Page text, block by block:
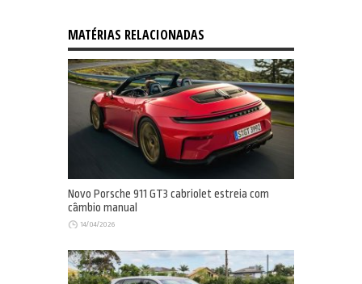
MATÉRIAS RELACIONADAS
Novo Porsche 911 GT3 cabriolet estreia com
câmbio manual
14/04/2026